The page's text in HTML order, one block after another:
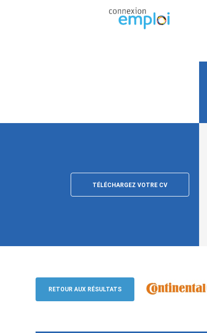
TÉLÉCHARGEZ VOTRE CV
Continental
RETOUR AUX RÉSULTATS